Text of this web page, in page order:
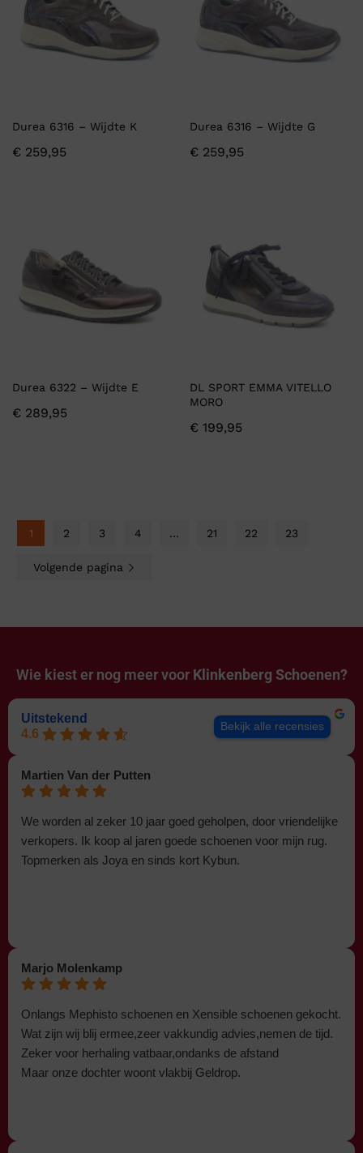
Durea 6316 – Wijdte K
€ 259,95
Durea 6316 – Wijdte G
€ 259,95
Durea 6322 – Wijdte E
€ 289,95
DL SPORT EMMA VITELLO
MORO
€ 199,95
1 2 3 4 … 21 22 23
Volgende pagina
Wie kiest er nog meer voor Klinkenberg Schoenen?
Uitstekend
4.6
Bekijk alle recensies
Martien Van der Putten
We worden al zeker 10 jaar goed geholpen, door vriendelijke
verkopers. Ik koop al jaren goede schoenen voor mijn rug.
Topmerken als Joya en sinds kort Kybun.
Marjo Molenkamp
Onlangs Mephisto schoenen en Xensible schoenen gekocht.
Wat zijn wij blij ermee,zeer vakkundig advies,nemen de tijd.
Zeker voor herhaling vatbaar,ondanks de afstand
Maar onze dochter woont vlakbij Geldrop.